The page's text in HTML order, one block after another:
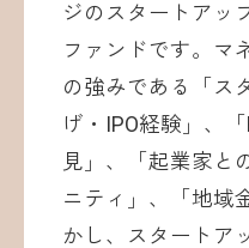
ジのスタートアッ
ファンドです。マ
の強みである「ス
げ・IPO経験」、
見」、「起業家と
ニティ」、「地域
かし、スタートア